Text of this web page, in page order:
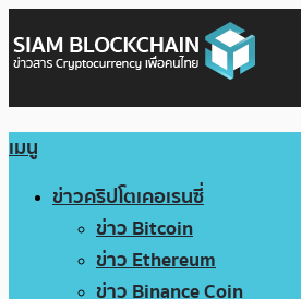
เมนู
ข่าวคริปโตเคอเรนซี่
ข่าว Bitcoin
ข่าว Ethereum
ข่าว Binance Coin